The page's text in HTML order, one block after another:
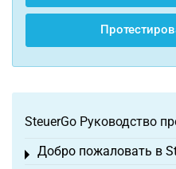
SteuerGo Руководство
Добро пожаловать в
Toggle menu